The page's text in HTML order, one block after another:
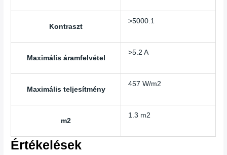
Kontraszt
>5000:1
Maximális áramfelvétel
>5.2 A
Maximális teljesítmény
457 W/m2
m2
1.3 m2
Értékelések